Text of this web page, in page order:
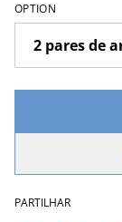
OPTION
PARTILHAR